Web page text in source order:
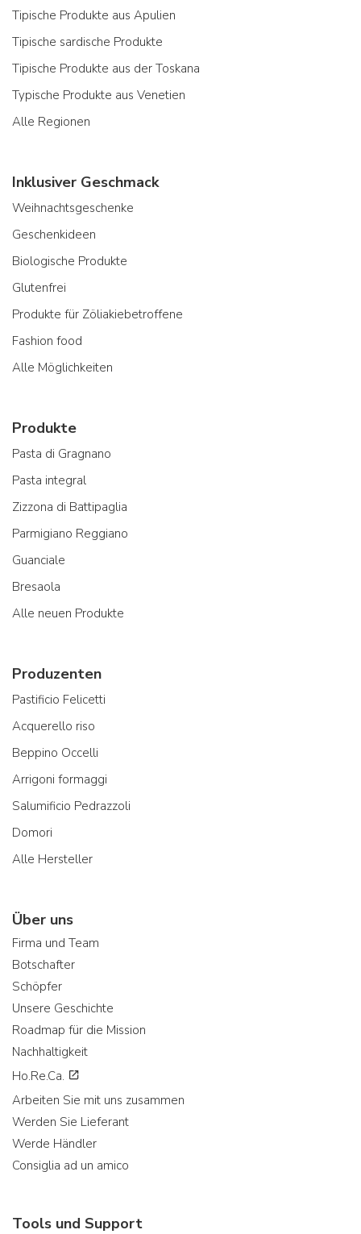
Tipische Produkte aus Apulien
Tipische sardische Produkte
Tipische Produkte aus der Toskana
Typische Produkte aus Venetien
Alle Regionen
Inklusiver Geschmack
Weihnachtsgeschenke
Geschenkideen
Biologische Produkte
Glutenfrei
Produkte für Zöliakiebetroffene
Fashion food
Alle Möglichkeiten
Produkte
Pasta di Gragnano
Pasta integral
Zizzona di Battipaglia
Parmigiano Reggiano
Guanciale
Bresaola
Alle neuen Produkte
Produzenten
Pastificio Felicetti
Acquerello riso
Beppino Occelli
Arrigoni formaggi
Salumificio Pedrazzoli
Domori
Alle Hersteller
Über uns
Firma und Team
Botschafter
Schöpfer
Unsere Geschichte
Roadmap für die Mission
Nachhaltigkeit
Ho.Re.Ca.
Arbeiten Sie mit uns zusammen
Werden Sie Lieferant
Werde Händler
Consiglia ad un amico
Tools und Support